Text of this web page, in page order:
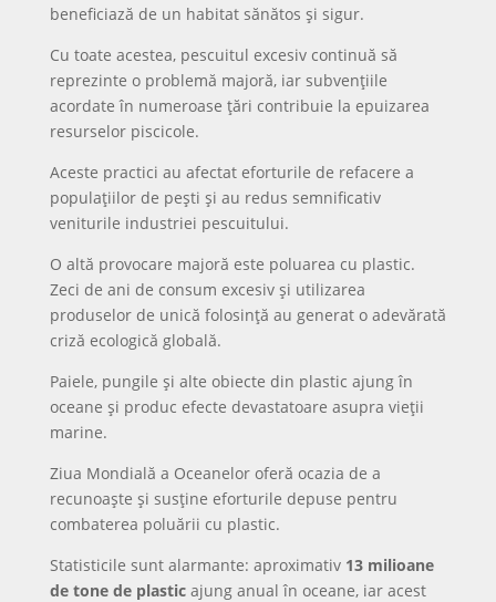
beneficiază de un habitat sănătos și sigur.
Cu toate acestea, pescuitul excesiv continuă să
reprezinte o problemă majoră, iar subvențiile
acordate în numeroase țări contribuie la epuizarea
resurselor piscicole.
Aceste practici au afectat eforturile de refacere a
populațiilor de pești și au redus semnificativ
veniturile industriei pescuitului.
O altă provocare majoră este poluarea cu plastic.
Zeci de ani de consum excesiv și utilizarea
produselor de unică folosință au generat o adevărată
criză ecologică globală.
Paiele, pungile și alte obiecte din plastic ajung în
oceane și produc efecte devastatoare asupra vieții
marine.
Ziua Mondială a Oceanelor oferă ocazia de a
recunoaște și susține eforturile depuse pentru
combaterea poluării cu plastic.
Statisticile sunt alarmante: aproximativ 13 milioane
de tone de plasticajung anual în oceane, iar acest